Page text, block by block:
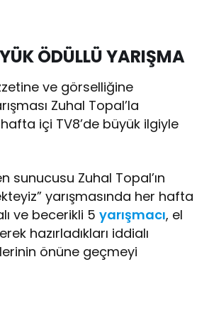
ÖDÜLLÜ YARIŞMA
ve görselliğine
Zuhal Topal’la
içi TV8’de büyük ilgiyle
sunucusu Zuhal Topal’ın
yarışmasında her hafta
ve becerikli 5yarışmacı, el
hazırladıkları iddialı
önüne geçmeyi